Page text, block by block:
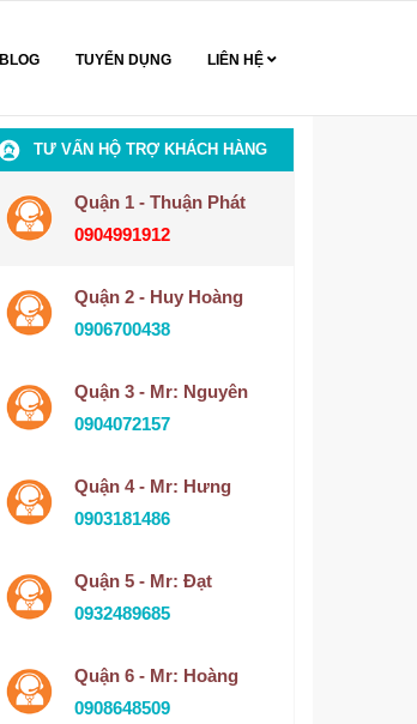
BLOG TUYỂN DỤNG LIÊN HỆ
TƯ VẤN HỘ TRỢ KHÁCH HÀNG
Quận 1 - Thuận Phát
0904991912
Quận 2 - Huy Hoàng
0906700438
Quận 3 - Mr: Nguyên
0904072157
Quận 4 - Mr: Hưng
0903181486
Quận 5 - Mr: Đạt
0932489685
Quận 6 - Mr: Hoàng
0908648509